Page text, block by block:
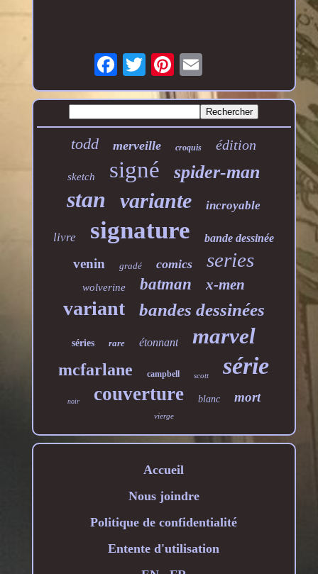
todd merveille croquis édition
sketch signé spider-man
stan variante incroyable
livre signature bande dessinée
venin gradé comics series
wolverine batman x-men
variant bandes dessinées
séries rare étonnant marvel
mcfarlane campbell scott série
noir couverture blanc mort
vierge
Accueil
Nous joindre
Politique de confidentialité
Entente d'utilisation